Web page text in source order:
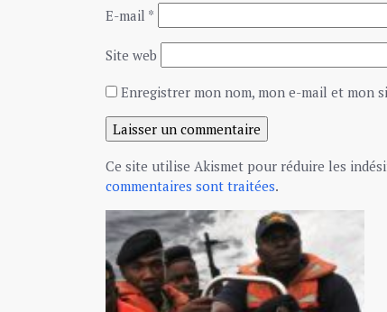
E-mail *
Site web
Enregistrer mon nom, mon e-mail et mon
Ce site utilise Akismet pour réduire les
commentaires sont traitées.